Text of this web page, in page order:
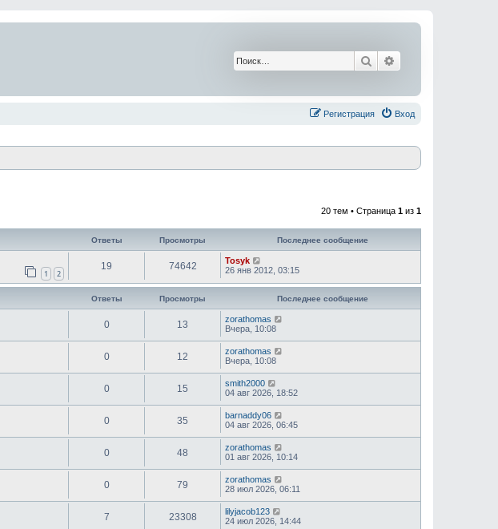
Поиск
Вход
Регистрация
20 тем • Страница 1 из 1
Ответы Просмотры Последнее сообщение
1 2
19 74642
Tosyk
26 янв 2012, 03:15
Ответы Просмотры Последнее сообщение
0 13
zorathomas
Вчера, 10:08
0 12
zorathomas
Вчера, 10:08
0 15
smith2000
04 авг 2026, 18:52
0 35
barnaddy06
04 авг 2026, 06:45
0 48
zorathomas
01 авг 2026, 10:14
0 79
zorathomas
28 июл 2026, 06:11
7 23308
lilyjacob123
24 июл 2026, 14:44